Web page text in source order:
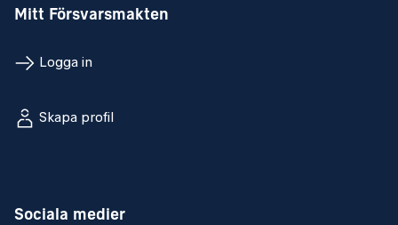
Mitt Försvarsmakten
Logga in
Skapa profil
Sociala medier